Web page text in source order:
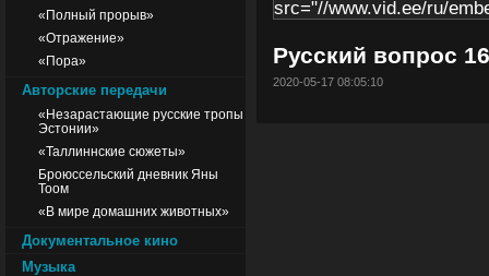
«Полный прорыв»
«Отражение»
«Пора»
Авторские передачи
«Незарастающие русские тропы
Эстонии»
«Таллиннские сюжеты»
Броюссельский дневник Яны
Тоом
«В мире домашних животных»
Документальное кино
Музыка
Русский вопрос
2020-05-17 08:05:10